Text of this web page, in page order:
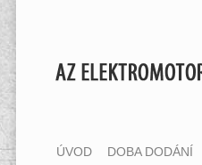
ÚVOD DOBA DODÁNÍ